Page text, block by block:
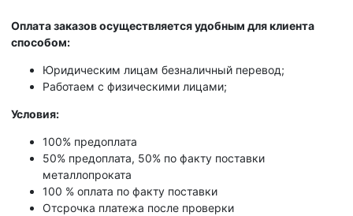
Оплата заказов осуществляется удобным для клиента
способом:
Юридическим лицам безналичный перевод;
Работаем с физическими лицами;
Условия:
100% предоплата
50% предоплата, 50% по факту поставки
металлопроката
100 % оплата по факту поставки
Отсрочка платежа после проверки